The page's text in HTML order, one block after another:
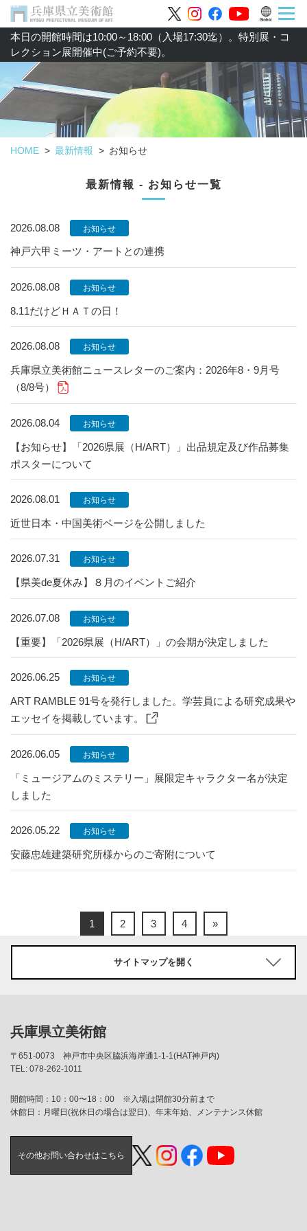
本日の開館時間は10:00～18:00（入場17:30迄）。特別展・コ
レクション展開催中(ご予約不要)。
HOME 最新情報 お知らせ
最新情報 - お知らせ一覧
2026.08.08 お知らせ
神戸六甲ミーツ・アートとの連携
2026.08.08 お知らせ
8.11だけどＨＡＴの日！
2026.08.08 お知らせ
兵庫県立美術館ニュースレターのご案内：2026年8・9月号
（8/8号）
2026.08.04 お知らせ
【お知らせ】「2026県展（H/ART）」出品規定及び作品募集
ポスターについて
2026.08.01 お知らせ
近世日本・中国美術ページを公開しました
2026.07.31 お知らせ
【県美de夏休み】８月のイベントご紹介
2026.07.08 お知らせ
【重要】「2026県展（H/ART）」の会期が決定しました
2026.06.25 お知らせ
ART RAMBLE 91号を発行しました。学芸員による研究成果や
エッセイを掲載しています。
2026.06.05 お知らせ
「ミュージアムのミステリー」展限定キャラクター名が決定
しました
2026.05.22 お知らせ
安藤忠雄建築研究所様からのご寄附について
1 2 3 4 »
サイトマップを開く
兵庫県立美術館
〒651-0073 神戸市中央区脇浜海岸通1-1-1(HAT神戸内)
TEL: 078-262-1011
開館時間：10：00〜18：00 ※入場は閉館30分前まで
休館日：月曜日(祝休日の場合は翌日)、年末年始、メンテナンス休館
その他お問い合わせはこちら